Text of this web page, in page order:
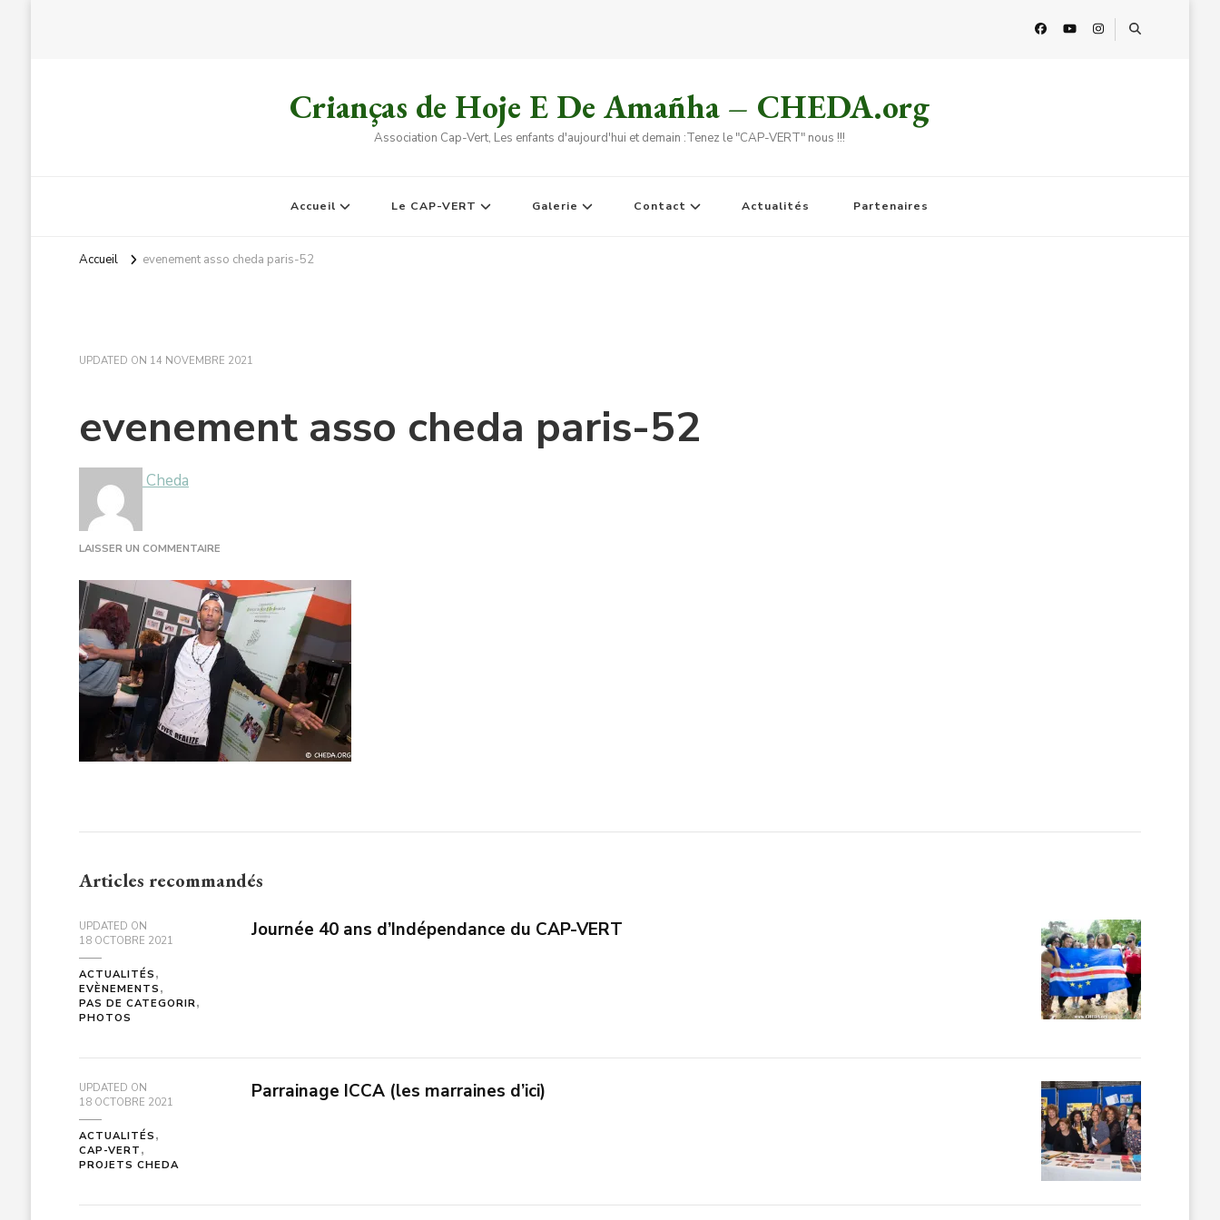
Crianças de Hoje E De Amañha – CHEDA.org
Association Cap-Vert, Les enfants d'aujourd'hui et demain :Tenez le "CAP-VERT" nous !!!
Accueil Le CAP-VERT Galerie Contact Actualités Partenaires
Accueil evenement asso cheda paris-52
UPDATED ON 14 NOVEMBRE 2021
evenement asso cheda paris-52
Cheda
LAISSER UN COMMENTAIRESUR
ASSO
CHEDA
PARIS-
52
Articles recommandés
UPDATED ON
18 OCTOBRE 2021
ACTUALITÉS
EVÈNEMENTS
PAS DE CATEGORIR
PHOTOS
Journée 40 ans d’Indépendance du CAP-VERT
UPDATED ON
18 OCTOBRE 2021
ACTUALITÉS
CAP-VERT
PROJETS CHEDA
Parrainage ICCA (les marraines d’ici)